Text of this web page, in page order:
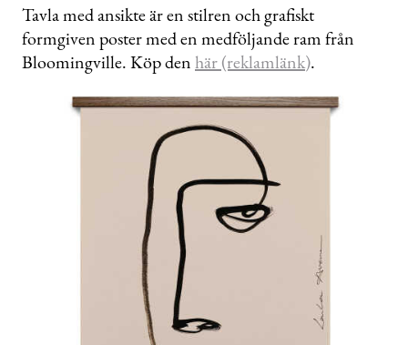
Tavla med ansikte är en stilren och grafiskt
formgiven poster med en medföljande ram från
Bloomingville. Köp denhär (reklamlänk).